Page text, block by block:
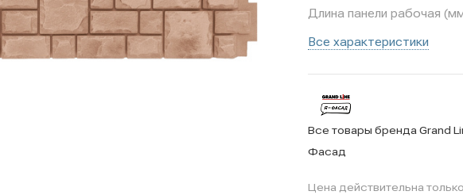
Длина панели рабочая
Все характеристики
Все товары бренда Grand
Фасад
Цена действительна